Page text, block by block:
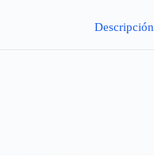
Descripción